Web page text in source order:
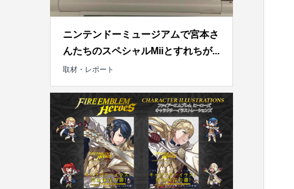
ニンテンドーミュージアムで宮本さ
んたちのスペシャルMiiとすれちが...
取材・レポート